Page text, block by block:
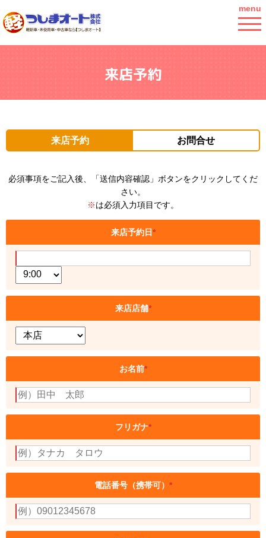
menu
来店予約
来店予約 お問合せ
必須事項をご記入後、「送信内容確認」ボタンをクリックしてくだ
さい。
※は必須入力項目です。
来店予約日*
来店店舗*
お名前*
フリガナ*
電話番号（携帯可） *